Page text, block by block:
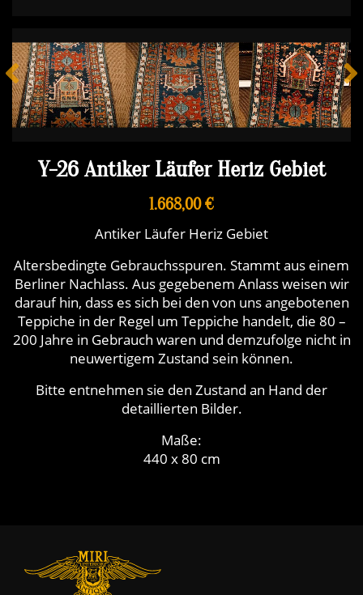
Y-26 Antiker Läufer Heriz Gebiet
1.668,00 €
Antiker Läufer Heriz Gebiet
Altersbedingte Gebrauchsspuren. Stammt aus einem
Berliner Nachlass. Aus gegebenem Anlass weisen wir
darauf hin, dass es sich bei den von uns angebotenen
Teppiche in der Regel um Teppiche handelt, die 80 –
200 Jahre in Gebrauch waren und demzufolge nicht in
neuwertigem Zustand sein können.
Bitte entnehmen sie den Zustand an Hand der
detaillierten Bilder.
Maße:
440 x 80 cm